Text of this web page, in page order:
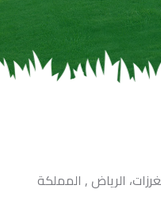
الرياض , المملكة